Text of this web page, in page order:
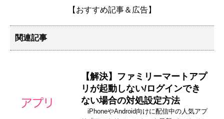
【おすすめ記事＆広告】
関連記事
【解決】ファミリーマートアプ
リが起動しない/ログインでき
ない場合の対処設定方法
iPhoneやAndroid向けに配信中の人気アプ